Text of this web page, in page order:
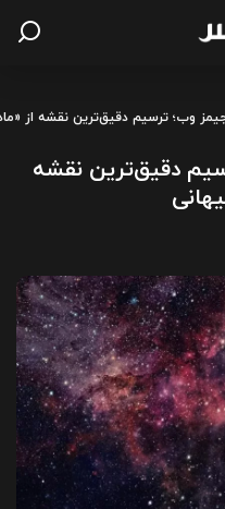
وب؛ ترسیم دقیق‌ترین نقشه از
دقیق‌ترین نقشه